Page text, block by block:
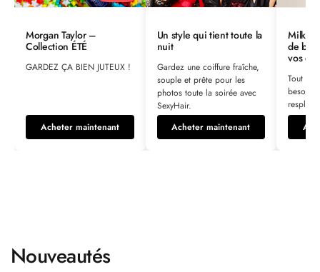
Morgan Taylor –
Collection ÉTÉ
GARDEZ ÇA BIEN JUTEUX !
Acheter maintenant
Un style qui tient toute la
nuit
Gardez une coiffure fraîche,
souple et prête pour les
photos toute la soirée avec
SexyHair.
Acheter maintenant
de
vos
Tout ce
besoin
Nouveautés